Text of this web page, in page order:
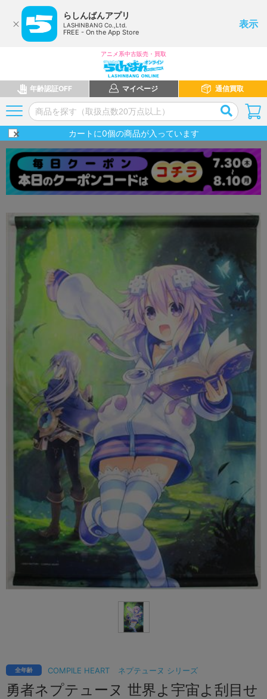
らしんばんアプリ
LASHINBANG Co.,Ltd.
FREE - On the App Store
表示
アニメ系中古販売・買取
年齢認証OFF マイページ 通信買取
カートに0個の商品が入っています
COMPILE HEART ネプテューヌ シリーズ
全年齢
勇者ネプテューヌ 世界よ宇宙よ刮目せ